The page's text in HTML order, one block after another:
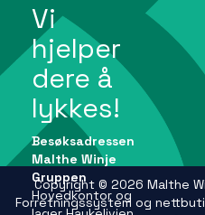
Vi
hjelper
dere å
lykkes!
Besøksadressen
Malthe Winje
Gruppen
Hovedkontor og
Copyright © 2026 Malthe
Forretningssystem og